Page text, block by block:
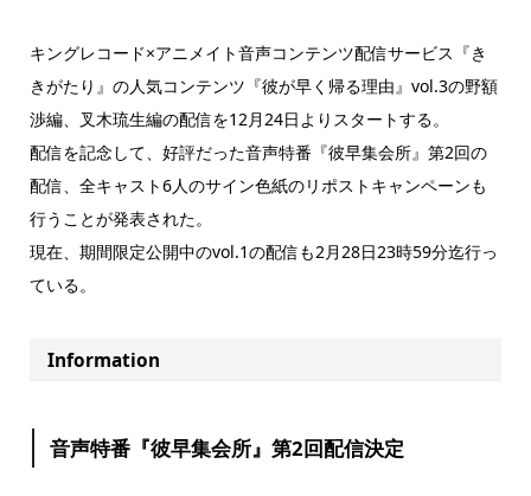
キングレコード×アニメイト音声コンテンツ配信サービス『き
きがたり』の人気コンテンツ『彼が早く帰る理由』vol.3の野額
渉編、叉木琉生編の配信を12月24日よりスタートする。
配信を記念して、好評だった音声特番『彼早集会所』第2回の
配信、全キャスト6人のサイン色紙のリポストキャンペーンも
行うことが発表された。
現在、期間限定公開中のvol.1の配信も2月28日23時59分迄行っ
ている。
Information
音声特番『彼早集会所』第2回配信決定